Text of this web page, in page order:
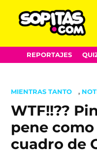
Skip
to
REPORTAJES
POSTED
MIENTRAS TANTO ,
WTF!!??
pene
cuadro de